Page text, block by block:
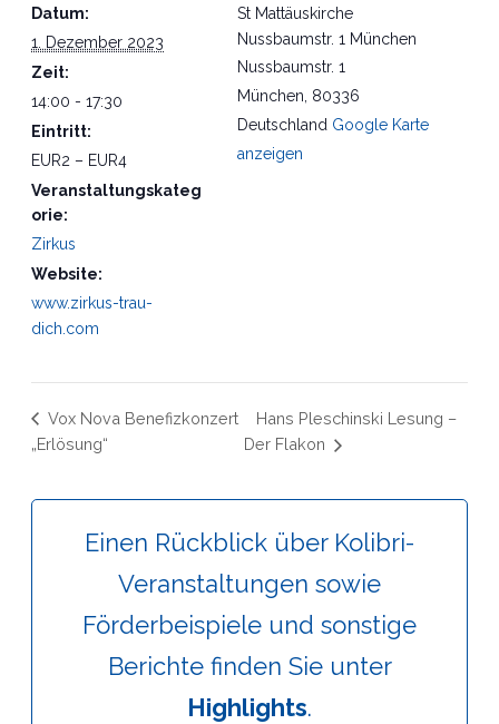
Datum:
1. Dezember 2023
Zeit:
14:00 - 17:30
Eintritt:
EUR2 – EUR4
Veranstaltungskateg
orie:
Zirkus
Website:
www.zirkus-trau-
dich.com
St Mattäuskirche
Nussbaumstr. 1 München
Nussbaumstr. 1
München 80336
Deutschland Google Karte
anzeigen
Vox Nova Benefizkonzert
„Erlösung“
Hans Pleschinski Lesung –
Der Flakon
Einen Rückblick über Kolibri-
Veranstaltungen sowie
Förderbeispiele und sonstige
Berichte finden Sie unter
Highlights.